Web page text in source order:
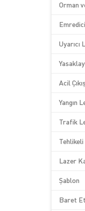
Orman
Uyarıcı
Acil
Yangın
Trafik
Lazer
Şablon
Baret